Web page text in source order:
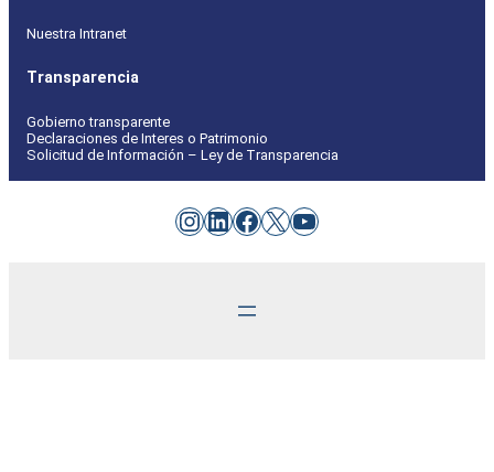
Nuestra Intranet
Transparencia
Gobierno transparente
Declaraciones de Interes o Patrimonio
Solicitud de Información – Ley de Transparencia
Instagram
LinkedIn
Facebook
X YouTube